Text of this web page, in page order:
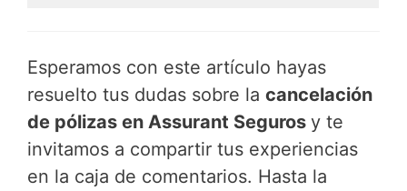
Esperamos con este artículo hayas
resuelto tus dudas sobre la cancelación
de pólizas en Assurant Seguros y te
invitamos a compartir tus experiencias
en la caja de comentarios. Hasta la